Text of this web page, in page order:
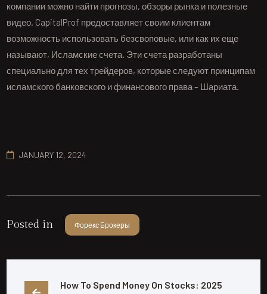
компании можно найти прогнозы, обзоры рынка и полезные
видео. CapitalProf предоставляет своим клиентам
возможность использовать безсвоповые, или как их еще
называют, Исламские счета. Эти счета разработаны
специально для тех трейдеров, которые следуют принципам
исламского банковского и финансового права – Шариата.
JANUARY 12, 2024
Posted in Форекс Брокеры
How To Spend Money On Stocks: 2025